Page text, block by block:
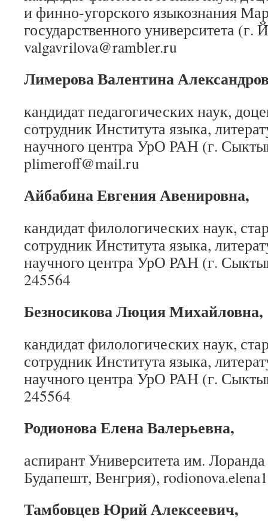
и финно-угорского языкознания
государственного университета
valgavrilova@rambler.ru
Лимерова Валентина
кандидат педагогических наук,
сотрудник Института языка,
научного центра УрО РАН (г.
plimeroff@mail.ru
Айбабина Евгения Авенировна,
кандидат филологических наук,
сотрудник Института языка,
научного центра УрО РАН (г.
245564
Безносикова Люция Михайловна,
кандидат филологических наук,
сотрудник Института языка,
научного центра УрО РАН (г.
245564
Родионова Елена Валерьевна,
аспирант Университета им.
Будапешт, Венгрия),
Тамбовцев Юрий Алексеевич,